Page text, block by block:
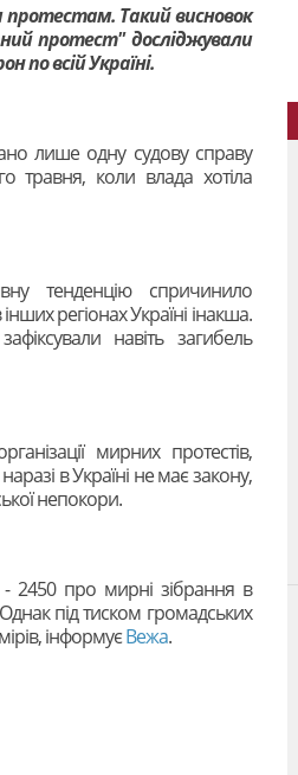
Такий висновок
протест" досліджували
по всій Україні.
лише одну судову справу
травня, коли влада хотіла
тенденцію спричинило
регіонах Україні інакша.
навіть загибель
мирних протестів,
в Україні не має закону,
непокори.
- 2450 про мирні зібрання в
під тиском громадських
інформуєВежа.